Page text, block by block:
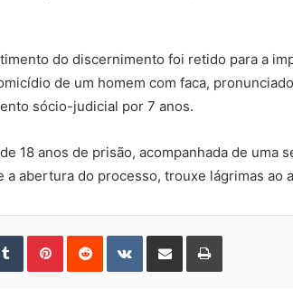
do discernimento foi retido para a
de um homem com faca,
sócio-judicial por 7 anos.
18 anos de prisão, acompanhada de
abertura do processo, trouxe lágrimas ao
TumblrPinterestReddit VKontakteShare
Email
Print